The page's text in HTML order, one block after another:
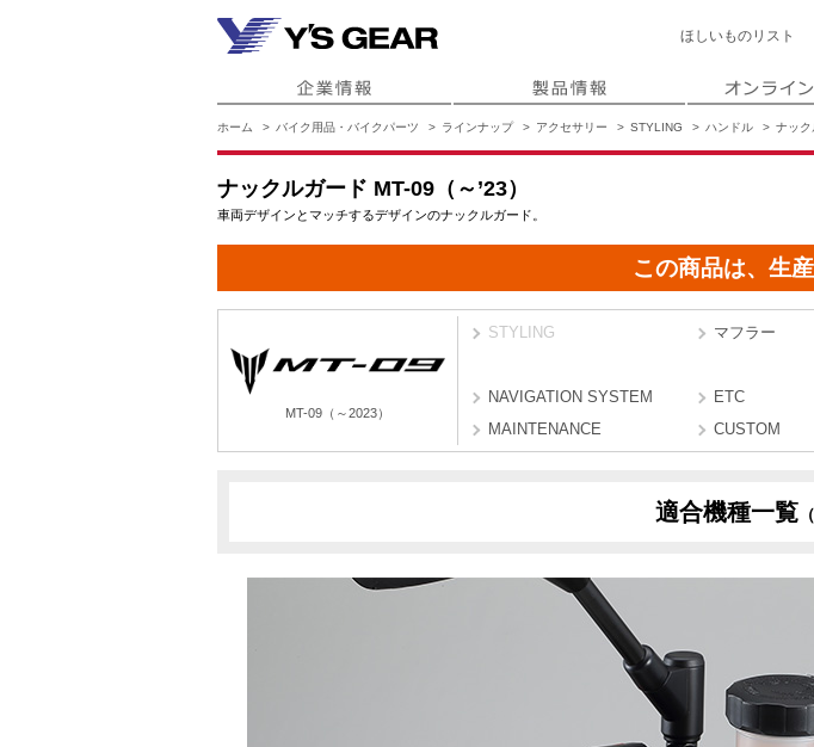
ほしいもの リスト
ホーム バイク用品・バイクパーツ ラインナップ アクセサリー STYLING ハンドル ナック
ナックルガード MT-09（～’23）
車両デザインとマッチするデザインのナックルガード。
この商品は、生
MT-09（～2023）
STYLING マフラー
NAVIGATION SYSTEM
ETC
MAINTENANCE
CUSTOM
適合機種一覧